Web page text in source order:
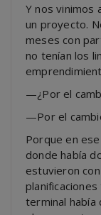
Y nos vinimos
un proyecto.
meses con
no tenían los
—¿Por el
—Por el
Porque en
donde había
estuvieron
terminal había